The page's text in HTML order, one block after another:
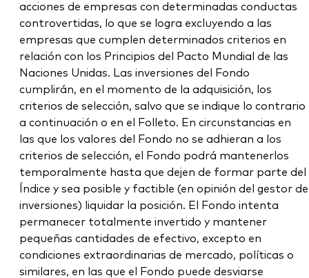
acciones de empresas con determinadas conductas
controvertidas, lo que se logra excluyendo a las
empresas que cumplen determinados criterios en
relación con los Principios del Pacto Mundial de las
Naciones Unidas. Las inversiones del Fondo
cumplirán, en el momento de la adquisición, los
criterios de selección, salvo que se indique lo contrario
a continuación o en el Folleto. En circunstancias en
las que los valores del Fondo no se adhieran a los
criterios de selección, el Fondo podrá mantenerlos
temporalmente hasta que dejen de formar parte del
Índice y sea posible y factible (en opinión del gestor de
inversiones) liquidar la posición. El Fondo intenta
permanecer totalmente invertido y mantener
pequeñas cantidades de efectivo, excepto en
condiciones extraordinarias de mercado, políticas o
similares, en las que el Fondo puede desviarse